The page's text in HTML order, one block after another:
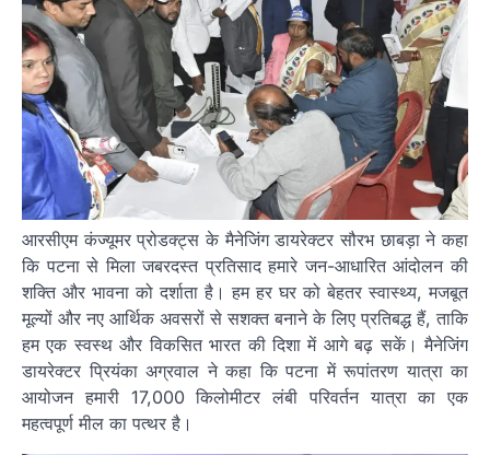
आरसीएम कंज्यूमर प्रोडक्ट्स के मैनेजिंग डायरेक्टर सौरभ छाबड़ा ने कहा
कि पटना से मिला जबरदस्त प्रतिसाद हमारे जन-आधारित आंदोलन की
शक्ति और भावना को दर्शाता है। हम हर घर को बेहतर स्वास्थ्य, मजबूत
मूल्यों और नए आर्थिक अवसरों से सशक्त बनाने के लिए प्रतिबद्ध हैं, ताकि
हम एक स्वस्थ और विकसित भारत की दिशा में आगे बढ़ सकें। मैनेजिंग
डायरेक्टर प्रियंका अग्रवाल ने कहा कि पटना में रूपांतरण यात्रा का
आयोजन हमारी 17,000 किलोमीटर लंबी परिवर्तन यात्रा का एक
महत्वपूर्ण मील का पत्थर है।